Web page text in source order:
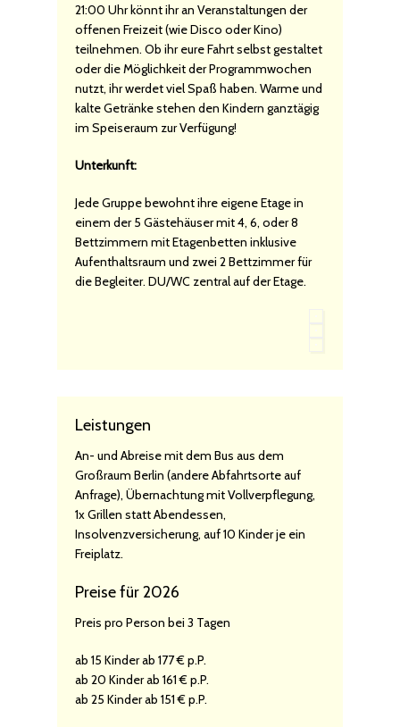
21:00 Uhr könnt ihr an Veranstaltungen der
offenen Freizeit (wie Disco oder Kino)
teilnehmen. Ob ihr eure Fahrt selbst gestaltet
oder die Möglichkeit der Programmwochen
nutzt, ihr werdet viel Spaß haben. Warme und
kalte Getränke stehen den Kindern ganztägig
im Speiseraum zur Verfügung!
Unterkunft:
Jede Gruppe bewohnt ihre eigene Etage in
einem der 5 Gästehäuser mit 4, 6, oder 8
Bettzimmern mit Etagenbetten inklusive
Aufenthaltsraum und zwei 2 Bettzimmer für
die Begleiter. DU/WC zentral auf der Etage.
Leistungen
An- und Abreise mit dem Bus aus dem
Großraum Berlin (andere Abfahrtsorte auf
Anfrage), Übernachtung mit Vollverpflegung,
1x Grillen statt Abendessen,
Insolvenzversicherung, auf 10 Kinder je ein
Freiplatz.
Preise für 2026
Preis pro Person bei 3 Tagen
ab 15 Kinder ab 177 € p.P.
ab 20 Kinder ab 161 € p.P.
ab 25 Kinder ab 151 € p.P.